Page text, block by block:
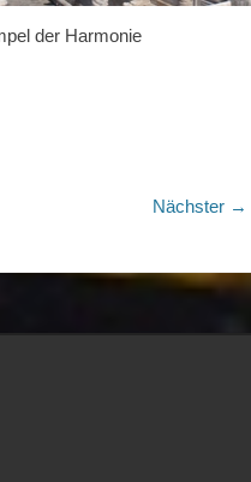
der Harmonie
Nächster →